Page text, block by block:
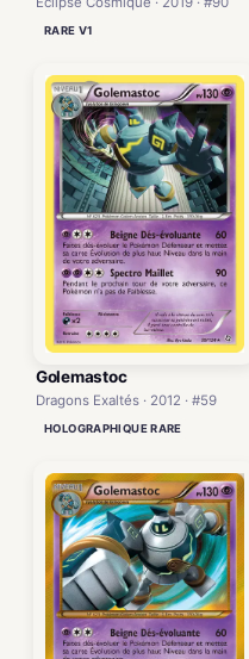
RARE V1
Golemastoc
Dragons Exaltés · 2012 · #59
HOLOGRAPHIQUE RARE